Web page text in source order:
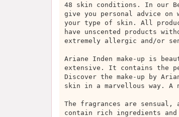
48 skin conditions. In our
give you personal advice on
your type of skin. All
have unscented products
extremely allergic and/or
Ariane Inden make-up is
extensive. It contains the
Discover the make-up by
skin in a marvellous way. A
The fragrances are
contain rich ingredients